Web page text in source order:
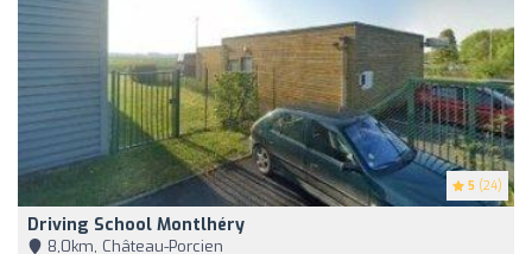
5 (24)
Driving School Montlhéry
8,0km, Château-Porcien